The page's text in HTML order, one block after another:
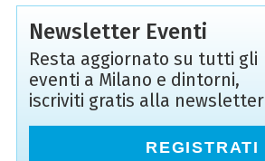
Newsletter Eventi
Resta aggiornato su tutti gli
eventi a Milano e dintorni,
iscriviti gratis alla newsletter
REGISTRATI